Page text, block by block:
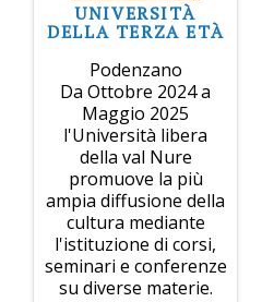
UNIVERSITÀ
DELLA TERZA ETÀ
Podenzano
Da Ottobre 2024 a
Maggio 2025
l'Università libera
della val Nure
promuove la più
ampia diffusione della
cultura mediante
l'istituzione di corsi,
seminari e conferenze
su diverse materie.